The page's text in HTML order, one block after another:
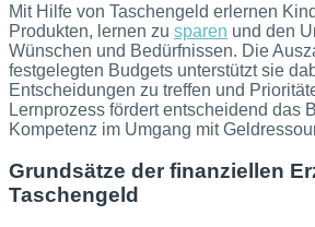
Mit Hilfe von Taschengeld erlernen
Produkten, lernen zu sparen und den
Wünschen und Bedürfnissen. Die
festgelegten Budgets unterstützt sie
Entscheidungen zu treffen und
Lernprozess fördert entscheidend das
Kompetenz im Umgang mit
Grundsätze der finanziellen
Taschengeld